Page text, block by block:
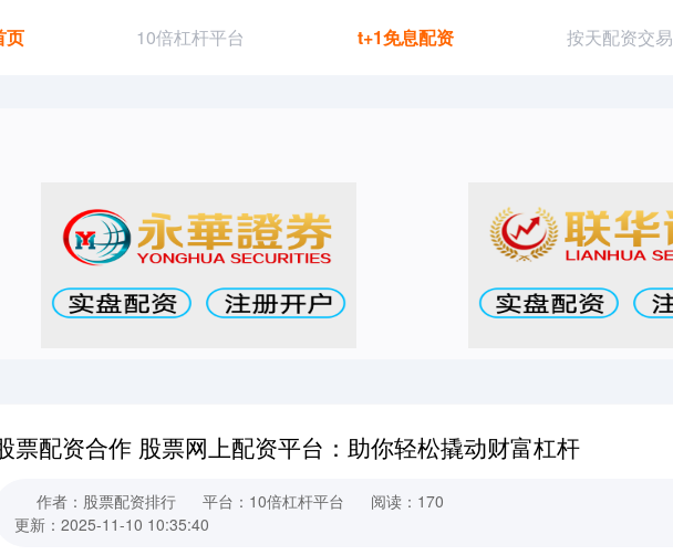
页 10倍杠杆平台 t+1免息配资 按天配资交易
票配资合作 股票网上配资平台：助你轻松撬动财富杠杆
作者：股票配资排行 平台：10倍杠杆平台
阅读：170
更新：2025-11-10 10:35:40